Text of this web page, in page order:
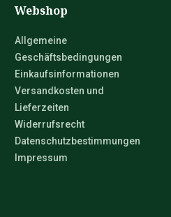
Webshop
Allgemeine
Geschäftsbedingungen
Einkaufsinformationen
Versandkosten und
Lieferzeiten
Widerrufsrecht
Datenschutzbestimmungen
Impressum